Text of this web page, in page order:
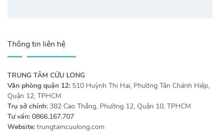
Thông tin liên hệ
TRUNG TÂM CỬU LONG
Văn phòng quận 12: 510 Huỳnh Thị Hai, Phường Tân Chánh Hiệp,
Quận 12, TPHCM
Trụ sở chính: 382 Cao Thắng, Phường 12, Quận 10, TPHCM
Tư vấn: 0866.167.707
Website: trungtamcuulong.com